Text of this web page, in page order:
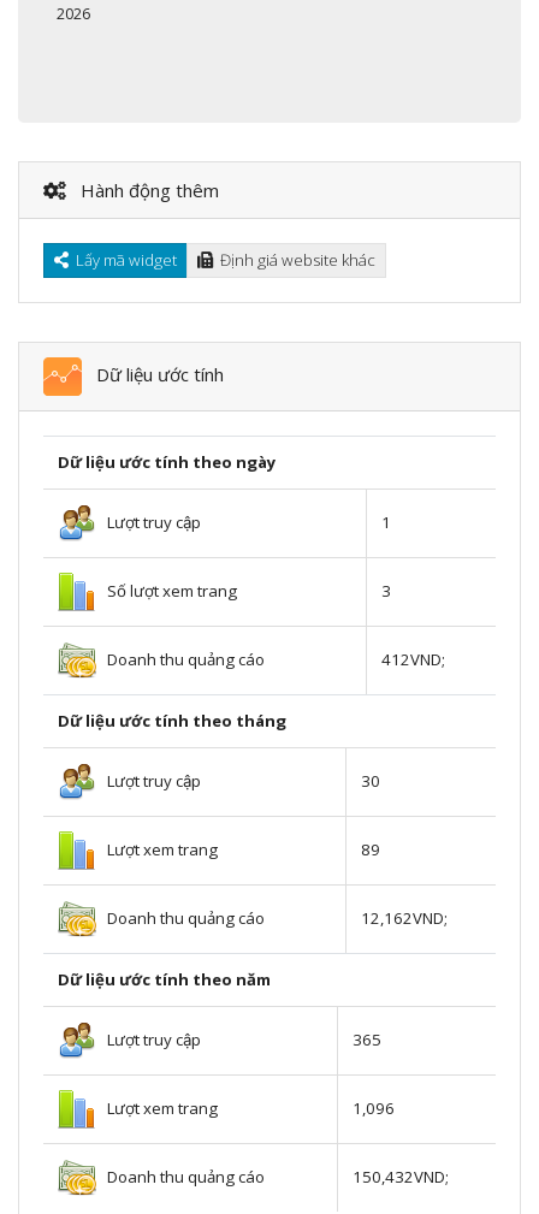
2026
Hành động thêm
Lấy mã widget Định giá website khác
Dữ liệu ước tính
Dữ liệu ước tính theo ngày
Lượt truy cập 1
Số lượt xem trang 3
Doanh thu quảng cáo 412VND;
Dữ liệu ước tính theo tháng
Lượt truy cập 30
Lượt xem trang 89
Doanh thu quảng cáo 12,162VND;
Dữ liệu ước tính theo năm
Lượt truy cập 365
Lượt xem trang 1,096
Doanh thu quảng cáo 150,432VND;